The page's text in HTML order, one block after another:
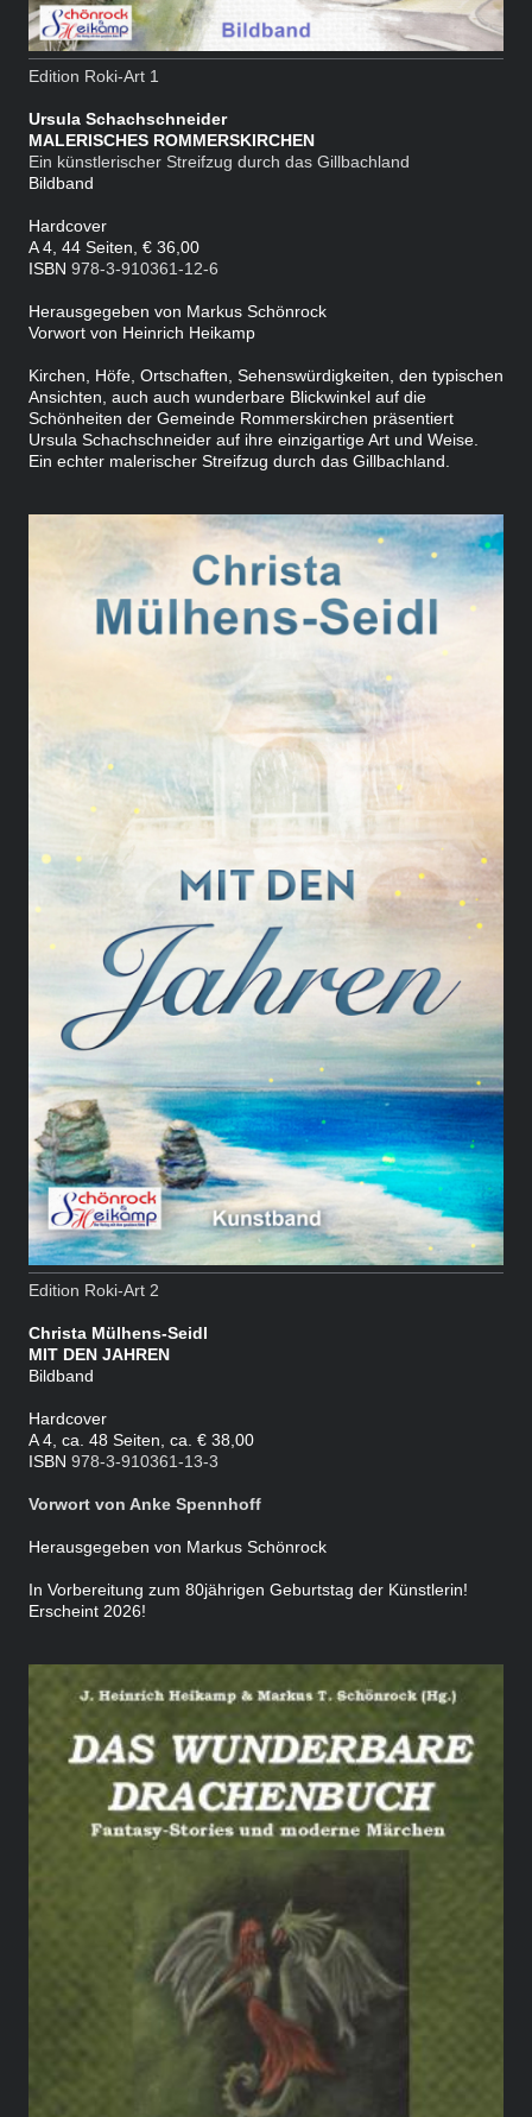
Edition Roki-Art 1
Ursula Schachschneider
MALERISCHES ROMMERSKIRCHEN
Ein künstlerischer Streifzug durch das Gillbachland
Bildband
Hardcover
A 4, 44 Seiten, € 36,00
ISBN 978-3-910361-12-6
Herausgegeben von Markus Schönrock
Vorwort von Heinrich Heikamp
Kirchen, Höfe, Ortschaften, Sehenswürdigkeiten, den typischen
Ansichten, auch auch wunderbare Blickwinkel auf die
Schönheiten der Gemeinde Rommerskirchen präsentiert
Ursula Schachschneider auf ihre einzigartige Art und Weise.
Ein echter malerischer Streifzug durch das Gillbachland.
Edition Roki-Art 2
Christa Mülhens-Seidl
MIT DEN JAHREN
Bildband
Hardcover
A 4, ca. 48 Seiten, ca. € 38,00
ISBN 978-3-910361-13-3
Vorwort von Anke Spennhoff
Herausgegeben von Markus Schönrock
In Vorbereitung zum 80jährigen Geburtstag der Künstlerin!
Erscheint 2026!